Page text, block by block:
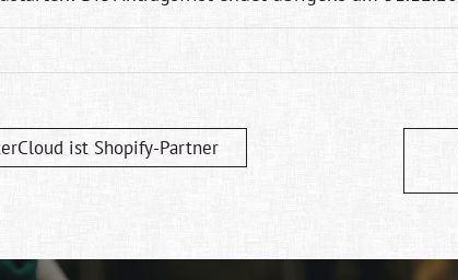
ist Shopify-Partner